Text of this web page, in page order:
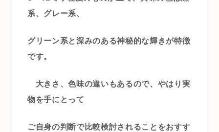
系、グレー系、
グリーン系と深みのある神秘的な輝きが特徴
です。
大きさ、色味の違いもあるので、やはり実
物を手にとって
ご自身の判断で比較検討されることをおすす